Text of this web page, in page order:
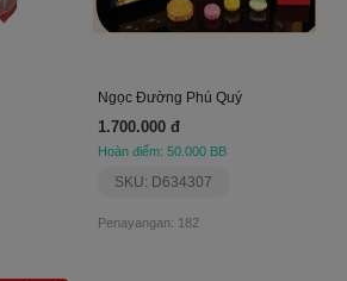
Ngọc Đường Phú Quý
1.700.000 đ
Hoàn điểm: 50.000 BB
SKU: D634307
Penayangan: 182